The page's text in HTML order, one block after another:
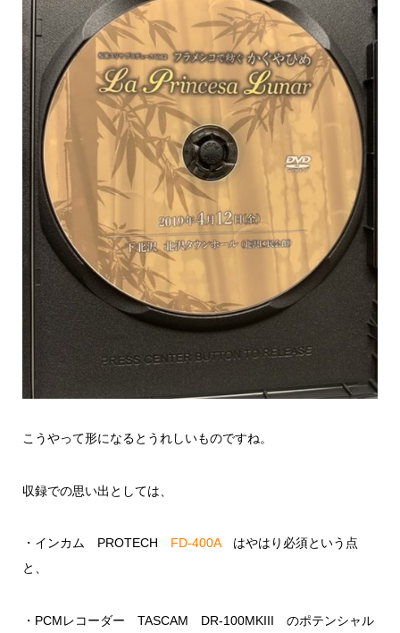
こうやって形になるとうれしいものですね。
収録での思い出としては、
・インカム PROTECH FD-400Aはやはり必須という点
と、
・PCMレコーダー TASCAM DR-100MKIII のポテンシャル